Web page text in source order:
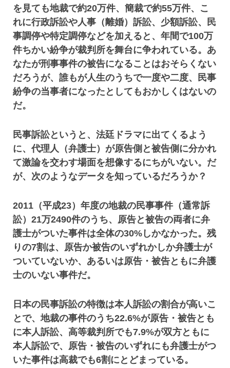
を見ても地裁で約20万件、簡裁で約55万件、こ
れに行政訴訟や人事（離婚）訴訟、少額訴訟、民
事調停や特定調停などを加えると、年間で100万
件ちかい紛争が裁判所を舞台に争われている。あ
なたが刑事事件の被告になることはおそらくない
だろうが、誰もが人生のうちで一度や二度、民事
紛争の当事者になったとしてもおかしくはないの
だ。
民事訴訟というと、法廷ドラマに出てくるよう
に、代理人（弁護士）が原告側と被告側に分かれ
て激論を交わす場面を想像するにちがいない。だ
が、次のようなデータを知っているだろうか？
2011（平成23）年度の地裁の民事事件（通常訴
訟）21万2490件のうち、原告と被告の両者に弁
護士がついた事件は全体の30%しかなかった。残
りの7割は、原告か被告のいずれかしか弁護士が
ついていないか、あるいは原告・被告ともに弁護
士のいない事件だ。
日本の民事訴訟の特徴は本人訴訟の割合が高いこ
とで、地裁の事件のうち22.6%が原告・被告とも
に本人訴訟、高等裁判所でも7.9%が双方ともに
本人訴訟で、原告・被告のいずれにも弁護士がつ
いた事件は高裁でも6割にとどまっている。